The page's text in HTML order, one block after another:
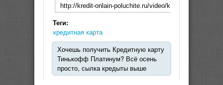
Теги:
кредитная карта
Хочешь получить Кредитную карту
Тинькофф Платинум? Всё осень
просто, сылка кредыты выше